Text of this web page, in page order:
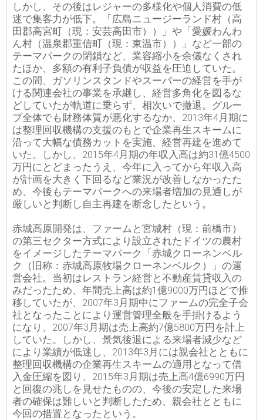
しかし、その後はレジャーの多様化や個人消費の低
迷で集客力が低下。「広島ニュージーランド村（高
田郡高宮町（現：安芸高田市））」や「愛媛わんわ
ん村（温泉郡重信町（現：東温市））」など一部の
テーマパークの閉鎖など、業容縮小を余儀なくされ
たほか、多額の有利子負債が収益を圧迫していた。
この間、ガソリンスタンドやスーパーの経営を手が
ける関連会社の事業を承継し、経営多角化を図るな
どしていたが軌道に乗らず、相次いで撤退。グルー
プ全体でも財務体質が悪化するなか、2013年4月期に
は整理回収機構の支援のもとで企業再生スキームに
沿って大幅な債務カットを実施、経営再建を進めて
いた。しかし、2015年4月期の年収入高は約31億4500
万円にとどまったうえ、今年に入ってから年収入高
が計画を大きく下回るなど業況が改善しなかったた
め、今後もテーマパークへの来場者増加の見通しが
厳しいと判断し自主再建を断念したという。
赤城高原開発は、ファームと宮城村（現：前橋市）
の第三セクター方式により設立されたドイツの農村
をイメージしたテーマパーク「赤城クローネンベル
ク（旧称：赤城高原牧場クローネンベルク）」の運
営会社。当初はレストラン経営と不動産賃貸収入の
みだったため、年間売上高は約1億9000万円ほどで推
移していたが、2007年3月期中にファームの完全子会
社となったことにより運営管理全般を手掛けるよう
になり、2007年3月期は売上高約7億5800万円を計上
していた。しかし、景気後退による来場者減少など
により業績が低迷し、2013年3月には親会社とともに
整理回収機構の企業再生スキームの適用となって借
入金圧縮を図り、2015年3月期は売上高4億6990万円
と回復の兆しを見せたものの、今後の安定した来場
者の確保は難しいと判断したため、親会社とともに
今回の措置となったという。